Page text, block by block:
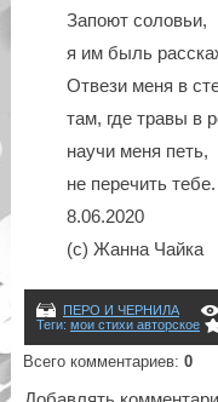
Запоют соловьи,
я им быль
Отвези меня в
там, где травы в
научи меня петь,
не перечить тебе.
8.06.2020
(с) Жанна Чайка
ПЕРО И ЧЕРНИЛА
Теги: мои стихи авторское
Всего комментариев: 0